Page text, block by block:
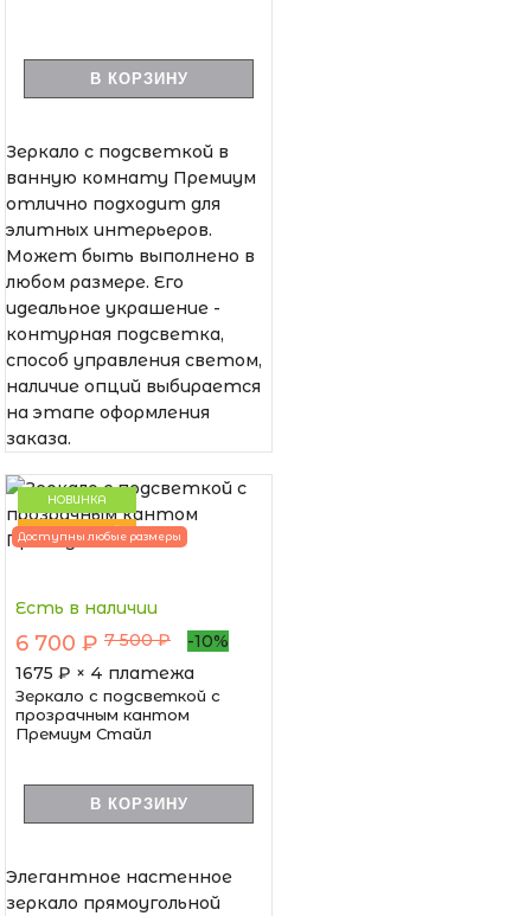
В КОРЗИНУ
Зеркало с подсветкой в
ванную комнату Премиум
отлично подходит для
элитных интерьеров.
Может быть выполнено в
любом размере. Его
идеальное украшение -
контурная подсветка,
способ управления светом,
наличие опций выбирается
на этапе оформления
заказа.
НОВИНКА
ПОПУЛЯРНЫЙ
Доступны любые размеры
Есть в наличии
6 700 ₽ 7 500 ₽
-10%
1675 ₽ × 4 платежа
Зеркало с подсветкой с
прозрачным кантом
Премиум Стайл
В КОРЗИНУ
Элегантное настенное
зеркало прямоугольной